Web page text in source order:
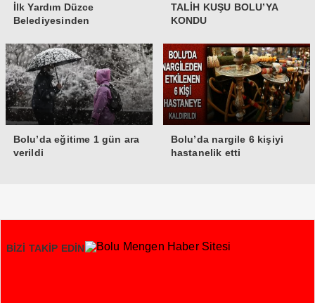
İlk Yardım Düzce
Belediyesinden
TALİH KUŞU BOLU’YA
KONDU
Bolu’da eğitime 1 gün ara
verildi
Bolu’da nargile 6 kişiyi
hastanelik etti
BİZİ TAKİP EDİN